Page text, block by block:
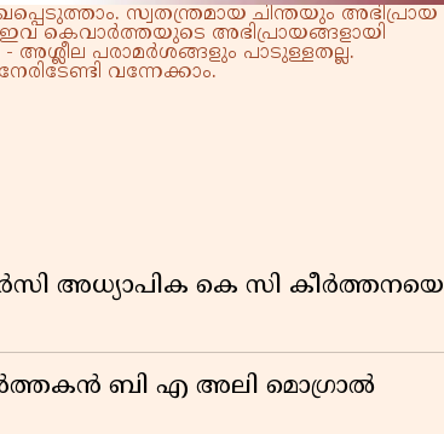
സ്വതന്ത്രമായ ചിന്തയും അഭിപ്രായ
കെവാർത്തയുടെ അഭിപ്രായങ്ങളായി
പരാമർശങ്ങളും പാടുള്ളതല്ല.
വന്നേക്കാം.
അധ്യാപിക കെ സി കീർത്തനയെ
ബി എ അലി മൊഗ്രാൽ